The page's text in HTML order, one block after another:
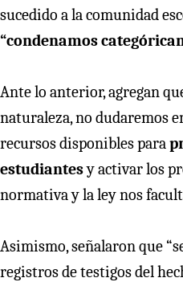
sucedido a la comunidad
“condenamos
Ante lo anterior, agregan
naturaleza, no dudaremos
recursos disponibles para
estudiantesy activar los
normativa y la ley nos
Asimismo, señalaron que
registros de testigos del